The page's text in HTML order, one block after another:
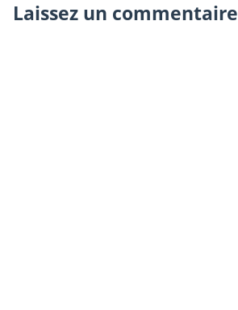
Laissez un commentaire